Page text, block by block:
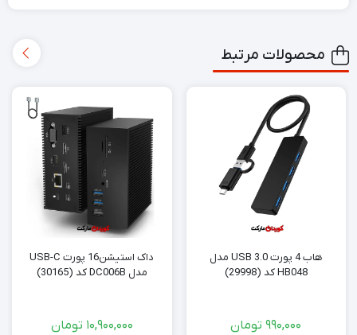
محصولات مرتبط
هاب 4 پورت USB 3.0 مدل
HB048 کد (29998)
990,000 تومان
داک استیشن16 پورت USB-C
مدل DC006B کد (30165)
10,900,000 تومان